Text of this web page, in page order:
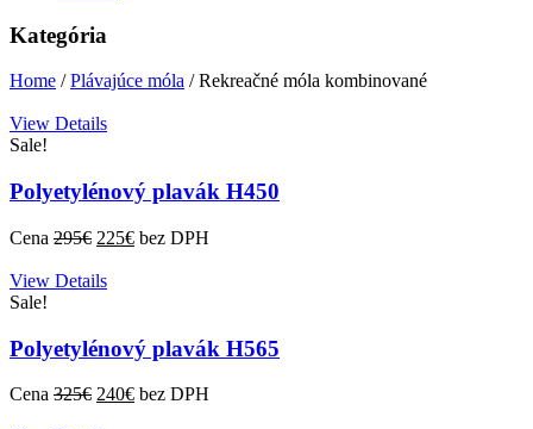
Kategória
Home /Plávajúce móla / Rekreačné móla kombinované
View Details
Sale!
Polyetylénový plavák H450
Cena 295€ 225€ bez DPH
View Details
Sale!
Polyetylénový plavák H565
Cena 325€ 240€ bez DPH